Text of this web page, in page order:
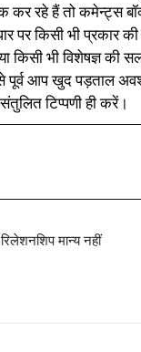
कर रहे हैं तो कमेन्ट्स
किसी भी प्रकार
या किसी भी विशेषज्ञ
से पूर्व आप खुद पड़ताल
टिप्पणी ही करें।
मान्य नहीं